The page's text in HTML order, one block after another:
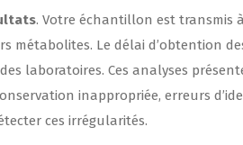
. Votre échantillon est transmis
métabolites. Le délai d’obtention
laboratoires. Ces analyses
inappropriée, erreurs
ces irrégularités.